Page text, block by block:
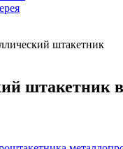
штакетник
штакетник в